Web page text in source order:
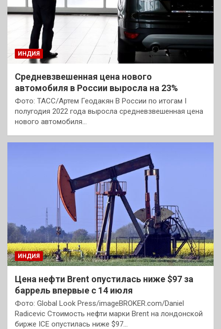
ИНДИЯ
Средневзвешенная цена нового
автомобиля в России выросла на 23%
Фото: ТАСС/Артем Геодакян В России по итогам I
полугодия 2022 года выросла средневзвешенная цена
нового автомобиля…
ИНДИЯ
Цена нефти Brent опустилась ниже $97 за
баррель впервые с 14 июля
Фото: Global Look Press/imageBROKER.com/Daniel
Radicevic Стоимость нефти марки Brent на лондонской
бирже ICE опустилась ниже $97…